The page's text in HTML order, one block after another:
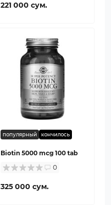
221 000 сум.
популярный кончилось
Biotin 5000 mcg 100 tab
0
325 000 сум.